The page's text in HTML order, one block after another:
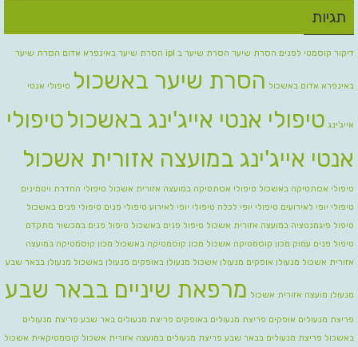
תגיות
דיקור קוסמטי לפנים הסרת שיער הסרת שיער ב ipl הסרת שיער באינפרא אדום הסרת שיער
באינפרא אדום באשכול הסרת שיער באשכול טיפולי אנטי
אייג'ינג טיפולי אנטי אייג'ינג באשכולטיפולי
אנטי אייג'ינג במועצה אזורית אשכול
טיפולי אסתטיקה באשכול טיפולי אסתטיקה במועצה אזורית אשכול טיפולי החדרת ויטמינים
טיפולי יופי לאירועים טיפולי יופי לכלה טיפולי יופי לאירוע טיפולי פנים טיפולי פנים באשכול
טיפול פיגמנטציה במועצה אזורית אשכול טיפול פנים באשכול טיפול פנים במכשור מתקדם
טיפול פנים עמוק מכון קוסמטיקה אשכול מכון קוסמטיקה באשכול מכון קוסמטיקה במועצה
אזורית אשכול מנעולן אופקים מנעולן אשכול מנעולן באופקים מנעולן באשכול מנעולן בבאר שבע
מנעולן מועצה אזורית אשכול מרפאת שיניים בבאר שבע
פריצת מנעולים אופקים פריצת מנעולים באופקים פריצת מנעולים באר שבע פריצת מנעולים
באשכול פריצת מנעולים בבאר שבע פריצת מנעולים במועצה אזורית אשכול קוסמטיקאית אשכול